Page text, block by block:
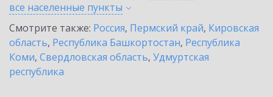
все населенные пункты
Смотрите также: Россия, Пермский край, Кировская
область, Республика Башкортостан, Республика
Коми, Свердловская область, Удмуртская
республика